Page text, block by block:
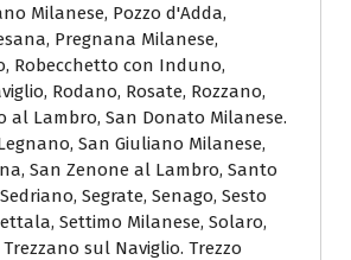
Milanese, Pozzo d'Adda,
Pregnana Milanese,
Robecchetto con Induno,
Rodano, Rosate, Rozzano,
al Lambro, San Donato Milanese.
San Giuliano Milanese,
San Zenone al Lambro, Santo
Segrate, Senago, Sesto
Settimo Milanese, Solaro,
sul Naviglio. Trezzo